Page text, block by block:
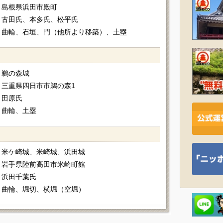
島根県浜田市殿町
古田氏、本多氏、松平氏
曲輪、石垣、門（他所より移築）、土塁
鵜の森城
三重県四日市市鵜の森1
田原氏
曲輪、土塁
米ケ崎城、米崎城、浜田城
岩手県陸前高田市米崎町館
浜田千葉氏
曲輪、堀切、横堀（空堀）